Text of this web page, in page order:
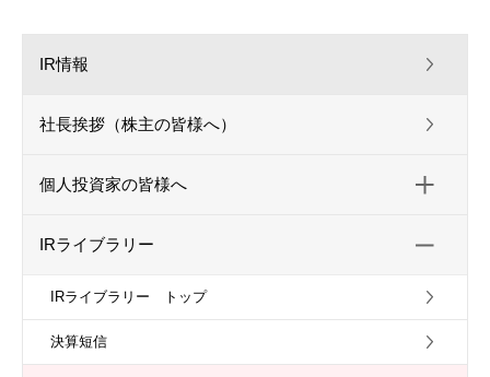
IR情報
社長挨拶（株主の皆様へ）
個人投資家の皆様へ
IRライブラリー
IRライブラリー トップ
決算短信